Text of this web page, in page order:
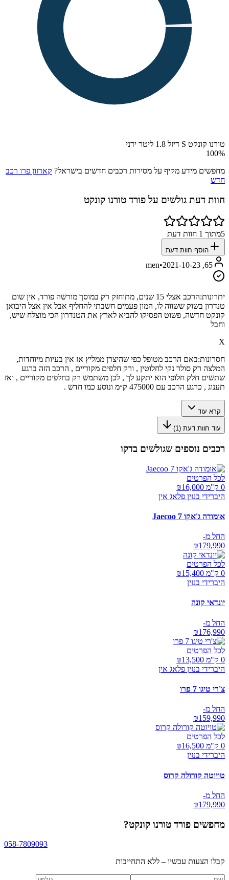
טורנו קונקט S דיזל 1.8 ליטר ידני
100%
מחפשים מידע מקיף על מסירות רכבים חדשים בישראל? קארזון פרו רכב
חדש
חוות דעת גולשים עלפורד טורנו קונקט
5מתוך 1 חוות דעת
הוסף חוות דעת
65, men
•2021-10-23
יתרונות:
הרכב אצלי 15 שנים, מתוחזק רק במוסך מורשה פורד, אין שום
טנדרון בשוק ששווה לו, המון פעמים חשבתי להחליף אבל אין אצל היבואן
קונקט חדשה, פשוט הפסיקו להביא לארץ את הטנדרון הכי מוצלח שיש,
וחבל
X
חסרונות:באם הרכב מטופל כפי שהיצרן ממליץ אז אין בעיות מיוחדות,
המלצה רק סולר נקי לחלוטין , ורק חלפים מקוריים , הרכב הזה ברגע
שתשים חלק חלופי הוא יתקע לך , לכן משתמש רק בחלפים מקוריים , ואז
תענוג , כרגע הרכב עם 475000 ק״מ ונוסע כמו חדש .
קרא עוד
עוד חוות דעת (1
)
רכבים נוספים שגולשים בדקו
לכל הפרטים
0 ק"מ ₪
16,000
היברידי בנזין פלאג אין
אומודה ג'אקו Jaecoo 7
החל מ-
₪179,990
לכל הפרטים
0 ק"מ ₪
15,400
היברידי בנזין
יונדאי קונה
החל מ-
₪176,990
לכל הפרטים
0 ק"מ ₪
13,500
היברידי בנזין פלאג אין
צ'רי טיגו 7 פרו
החל מ-
₪159,990
לכל הפרטים
0 ק"מ ₪
16,500
היברידי בנזין
טויוטה קורולה קרוס
החל מ-
₪179,990
מחפשים פורד טורנו קונקט?
058-7809093
קבלו הצעות עכשיו – ללא התחייבות